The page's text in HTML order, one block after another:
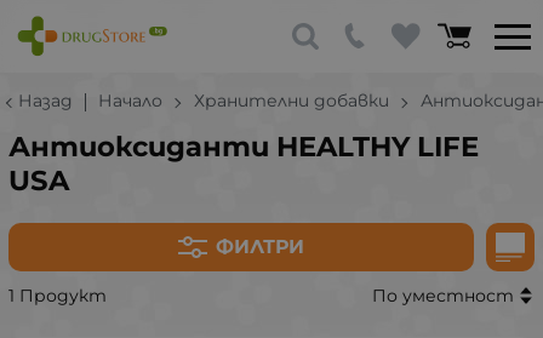
Назад Начало Хранителни добавки
Антиоксиданти HEALTHY LIFE
USA
ФИЛТРИ
1 Продукт По уместност